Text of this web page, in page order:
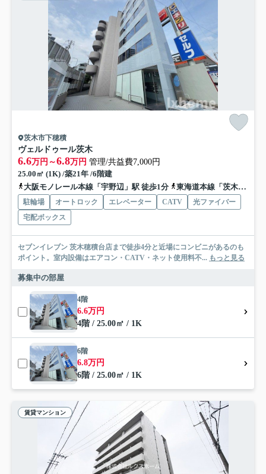
茨木市下穂積
ヴェルドゥール茨木
6.6万円～6.8万円 管理/共益費7,000円
25.00㎡ (1K) /築21年 /6階建
大阪モノレール本線「宇野辺」駅 徒歩1分
東海道本線「茨木」駅 徒歩15分
駐輪場 オートロック エレベーター CATV
光ファイバー
宅配ボックス
セブンイレブン 茨木穂積台店まで徒歩4分と近場にコンビニがあるのも
ポイント。室内設備はエアコン・CATV・ネット使用料不... もっと見る
募集中の部屋
4階
6.6万円
4階 / 25.00㎡ / 1K
6階
6.8万円
6階 / 25.00㎡ / 1K
賃貸マンション